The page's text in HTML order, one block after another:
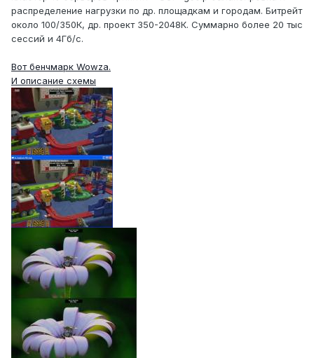
распределение нагрузки по др. площадкам и городам. Битрейт
около 100/350К, др. проект 350-2048К. Суммарно более 20 тыс
сессий и 4Гб/с.
Вот бенчмарк Wowza.
И описание схемы